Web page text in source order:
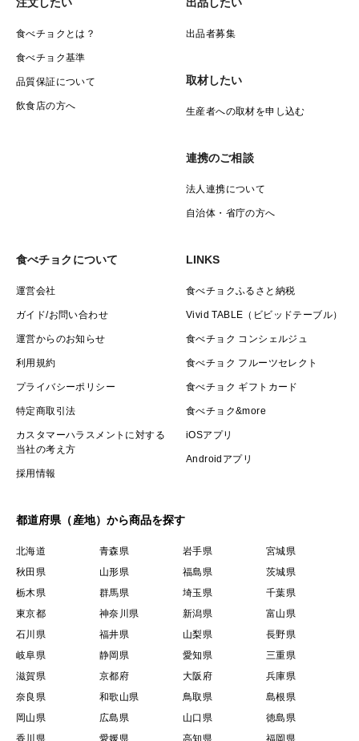
食べチョクとは？
食べチョク基準
品質保証について
飲食店の方へ
出品者募集
取材したい
生産者への取材を申し込む
連携のご相談
法人連携について
自治体・省庁の方へ
食べチョクについて
運営会社
ガイド/お問い合わせ
運営からのお知らせ
利用規約
プライバシーポリシー
特定商取引法
カスタマーハラスメントに対する
当社の考え方
採用情報
LINKS
食べチョクふるさと納税
Vivid TABLE（ビビッドテーブル）
食べチョク コンシェルジュ
食べチョク フルーツセレクト
食べチョク ギフトカード
食べチョク&more
iOSアプリ
Androidアプリ
都道府県（産地）から商品を探す
北海道 青森県 岩手県
宮城県
秋田県
山形県 福島県
茨城県
栃木県
群馬県 埼玉県
千葉県
東京都
神奈川県 新潟県
富山県
石川県
福井県 山梨県
長野県
岐阜県
静岡県 愛知県
三重県
滋賀県
京都府 大阪府
兵庫県
奈良県
和歌山県 鳥取県
島根県
岡山県
広島県 山口県
徳島県
香川県
愛媛県 高知県 福岡県